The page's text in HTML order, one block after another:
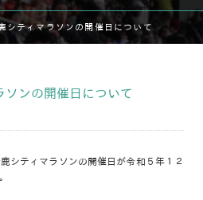
シティマラソンの開催日について
ソンの開催日について
シティマラソンの開催日が令和５年１２